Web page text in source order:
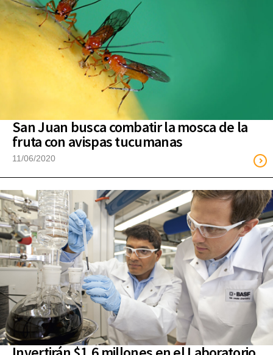
San Juan busca combatir la mosca de la
fruta con avispas tucumanas
11/06/2020